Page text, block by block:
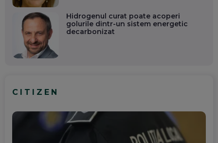
Hidrogenul curat poate acoperi
golurile dintr-un sistem energetic
decarbonizat
CITIZEN